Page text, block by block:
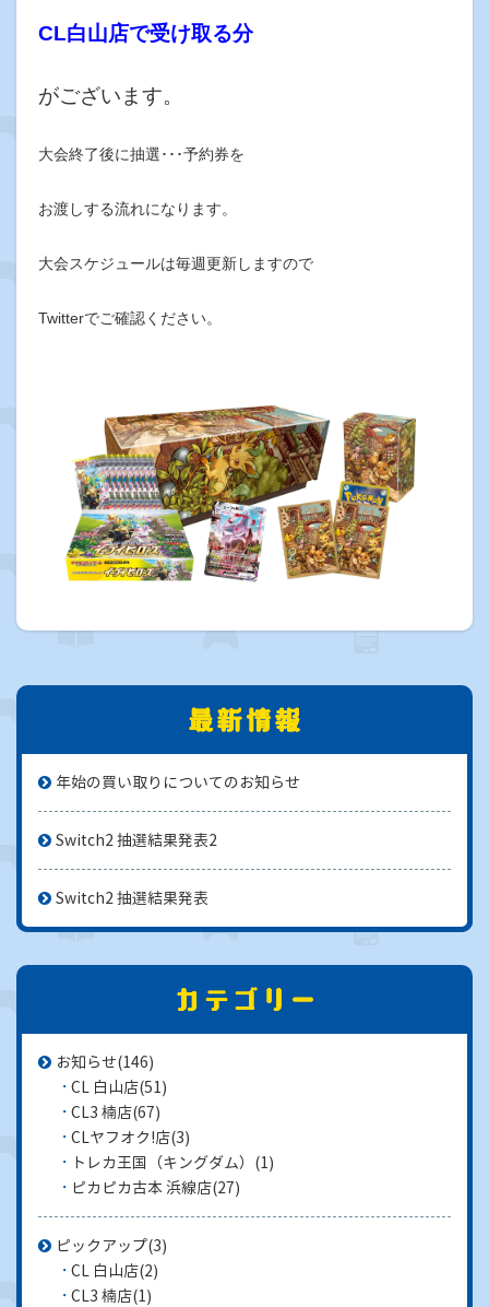
CL白山店で受け取る分
がございます。
大会終了後に抽選･･･予約券を
お渡しする流れになります。
大会スケジュールは毎週更新しますので
Twitterでご確認ください。
年始の買い取りについてのお知らせ
Switch2 抽選結果発表2
Switch2 抽選結果発表
お知らせ(146)
CL 白山店(51)
CL3 楠店(67)
CLヤフオク!店(3)
トレカ王国（キングダム） (1)
ピカピカ古本 浜線店(27)
ピックアップ(3)
CL 白山店(2)
CL3 楠店(1)